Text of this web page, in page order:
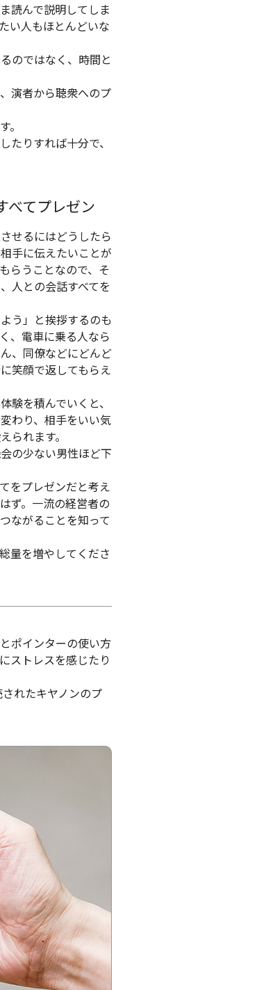
読んで説明してしま
い人もほとんどいな
のではなく、時間と
演者から聴衆へのプ
。
りすれば十分で、
べてプレゼン
せるにはどうしたら
手に伝えたいことが
らうことなので、そ
人との会話すべてを
う」と挨拶するのも
、電車に乗る人なら
、同僚などにどんど
笑顔で返してもらえ
験を積んでいくと、
わり、相手をいい気
られます。
の少ない男性ほど下
をプレゼンだと考え
ず。一流の経営者の
ながることを知って
量を増やしてくださ
ポインターの使い方
ストレスを感じたり
れたキヤノンのプ